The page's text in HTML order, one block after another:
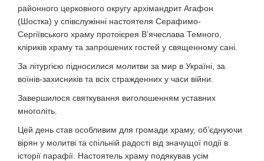
районного церковного округу архімандрит Агафон
(Шостка) у співслужінні настоятеля Серафимо-
Сергіївського храму протоієрея В’ячеслава Темного,
кліриків храму та запрошених гостей у священному сані.
За літургією підносилися молитви за мир в Україні, за
воїнів-захисників та всіх стражденних у часи війни.
Завершилося святкування виголошенням уставних
многоліть.
Цей день став особливим для громади храму, об’єднуючи
вірян у молитві та спільній радості від значущої події в
історії парафії. Настоятель храму подякував усім